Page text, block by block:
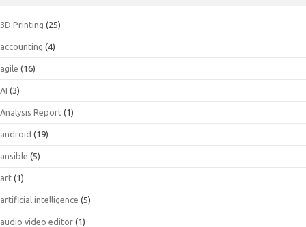
3D Printing (25)
accounting (4)
agile (16)
AI (3)
Analysis Report (1)
android (19)
ansible (5)
art (1)
artificial intelligence (5)
audio video editor (1)